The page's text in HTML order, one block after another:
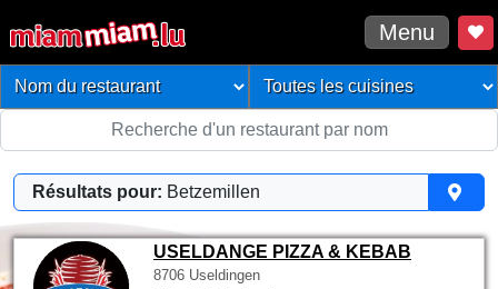
Menu
Résultats pour: Betzemillen
USELDANGE PIZZA & KEBAB
8706 Useldingen